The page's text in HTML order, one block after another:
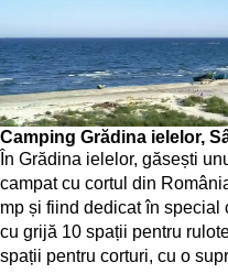
Camping Grădina ielelor,
În Grădina ielelor, găsești
campat cu cortul din
mp și fiind dedicat în special
cu grijă 10 spații pentru
spații pentru corturi, cu o